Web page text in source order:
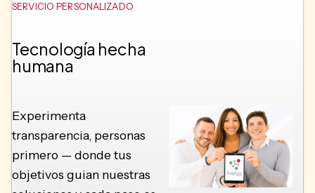
SERVICIO PERSONALIZADO
Tecnología hecha
humana
Experimenta
transparencia, personas
primero — donde tus
objetivos guian nuestras